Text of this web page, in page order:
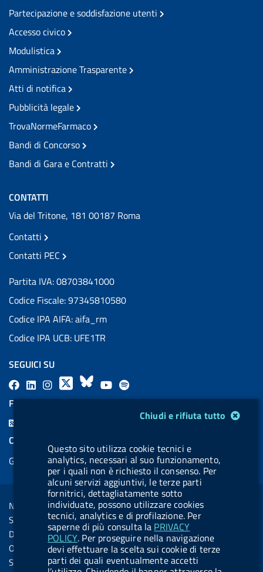
Chiudi e rifiuta tutto
Questo sito utilizza cookie tecnici e
analytics, necessari al suo funzionamento,
per i quali non è richiesto il consenso. Per
alcuni servizi aggiuntivi, le terze parti
fornitrici, dettagliatamente sotto
individuate, possono utilizzare cookies
tecnici, analytics e di profilazione. Per
saperne di più consulta la PRIVACY
POLICY. Per proseguire nella navigazione
devi effettuare la scelta sui cookie di terze
parti dei quali eventualmente accetti
Partecipazione e soddisfazione utenti
Accesso civico
Modulistica
Amministrazione Trasparente
Atti di notifica
Pubblicità legale
TrovaNormeFarmaco
Bandi di Concorso
Bandi di Gara e Contratti
CONTATTI
Via del Tritone, 181 00187 Roma
Contatti
Contatti PEC
Partita IVA: 08703841000
Codice Fiscale: 97345810580
Codice IPA AIFA: aifa_rm
Codice IPA UCB: UFE1TR
SEGUICI SU
F
a
L
i
a
l
.
b
u
t
t
o
n
X
B
l
s
k
y
Y
o
u
b
e
l
a
l
.
b
u
t
t
o
n
FEED RSS
COOKIES
Gestione cookie
Sezione Link Utili
Note legali
Social Media Policy
Dichiarazione di accessibilità
Obiettivi di accessibilità
Statistiche sito